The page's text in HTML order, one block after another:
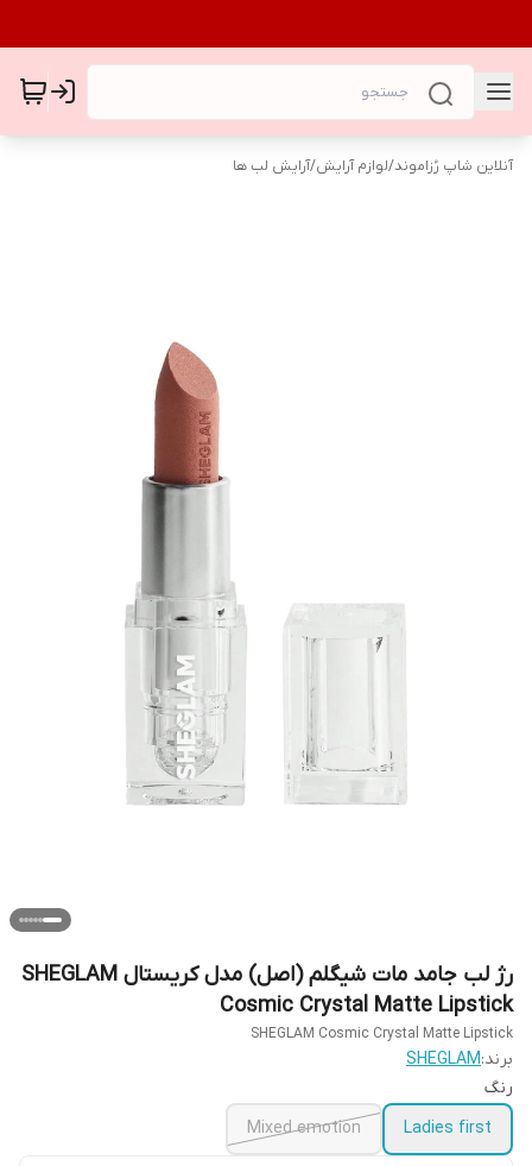
آنلاین شاپ رُزاموند/لوازم آرایش/آرایش لب ها
رژ لب جامد مات شیگلم (اصل) مدل کریستال SHEGLAM
Cosmic Crystal Matte Lipstick
SHEGLAM Cosmic Crystal Matte Lipstick
برند:SHEGLAM
رنگ
Ladies first
Mixed emotion